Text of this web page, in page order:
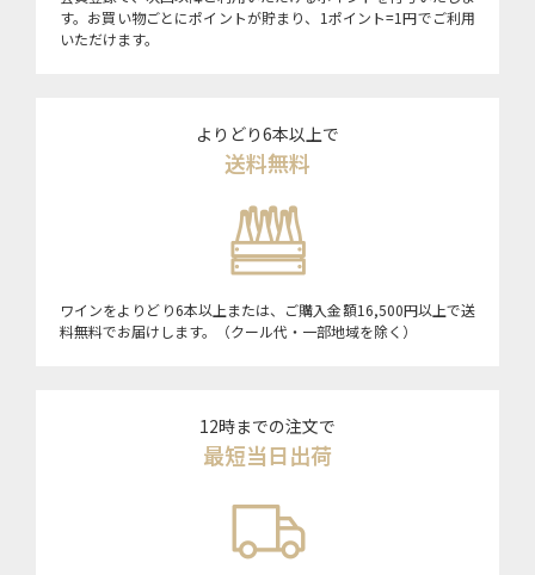
す。お買い物ごとにポイントが貯まり、1ポイント=1円でご利用
いただけます。
よりどり6本以上で
送料無料
ワインをよりどり6本以上または、ご購入金額16,500円以上で送
料無料でお届けします。（クール代・一部地域を除く）
12時までの注文で
最短当日出荷